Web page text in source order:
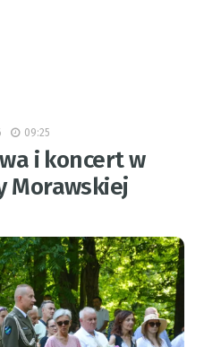
09:25
i koncert w
Morawskiej